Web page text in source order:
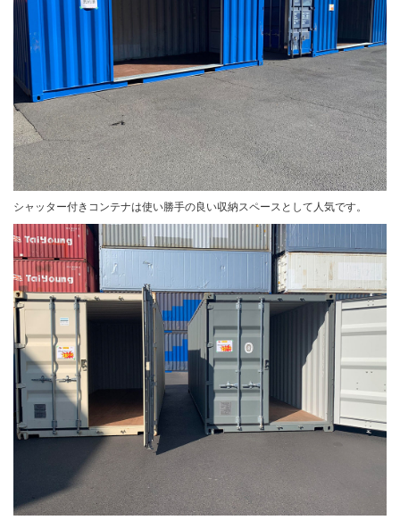
シャッター付きコンテナは使い勝手の良い収納スペースとして人気です。